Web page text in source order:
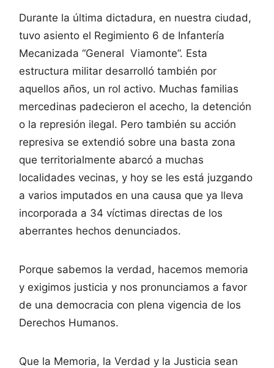
Durante la última dictadura, en nuestra ciudad,
tuvo asiento el Regimiento 6 de Infantería
Mecanizada “General Viamonte”. Esta
estructura militar desarrolló también por
aquellos años, un rol activo. Muchas familias
mercedinas padecieron el acecho, la detención
o la represión ilegal. Pero también su acción
represiva se extendió sobre una basta zona
que territorialmente abarcó a muchas
localidades vecinas, y hoy se les está juzgando
a varios imputados en una causa que ya lleva
incorporada a 34 víctimas directas de los
aberrantes hechos denunciados.
Porque sabemos la verdad, hacemos memoria
y exigimos justicia y nos pronunciamos a favor
de una democracia con plena vigencia de los
Derechos Humanos.
Que la Memoria, la Verdad y la Justicia sean